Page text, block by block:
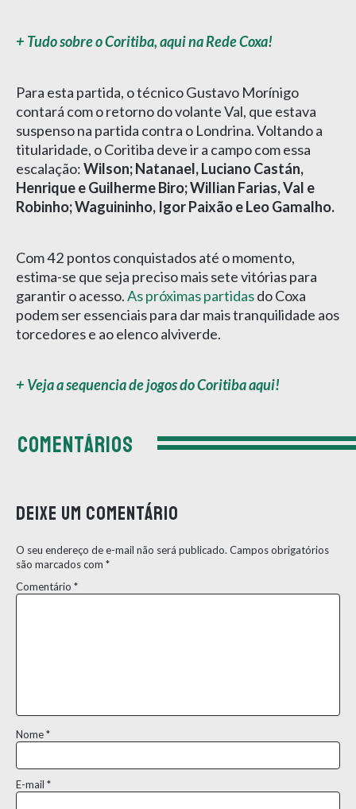
+ Tudo sobre o Coritiba, aqui na Rede Coxa!
Para esta partida, o técnico Gustavo Morínigo
contará com o retorno do volante Val, que estava
suspenso na partida contra o Londrina. Voltando a
titularidade, o Coritiba deve ir a campo com essa
escalação:Wilson; Natanael, Luciano Castán,
Henrique e Guilherme Biro; Willian Farias, Val e
Robinho; Waguininho, Igor Paixão e Leo Gamalho.
Com 42 pontos conquistados até o momento,
estima-se que seja preciso mais sete vitórias para
garantir o acesso.As próximas partidasdo Coxa
podem ser essenciais para dar mais tranquilidade aos
torcedores e ao elenco alviverde.
+ Veja a sequencia de jogos do Coritiba aqui!
COMENTÁRIOS
Deixe um comentário
O seu endereço de e-mail não será publicado. Campos obrigatórios
são marcados com *
Comentário *
Nome*
E-mail *